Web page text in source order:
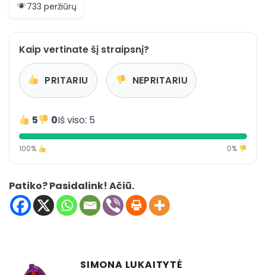
733 peržiūrų
Kaip vertinate šį straipsnį?
PRITARIU NEPRITARIU
5 0Iš viso: 5
100% 0%
Patiko? Pasidalink! Ačiū.
SIMONA LUKAITYTĖ